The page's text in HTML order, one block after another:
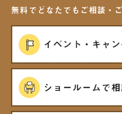
無料でどなたでもご相談・